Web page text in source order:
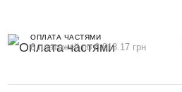
ОПЛАТА ЧАСТЯМИ
6 платежей по 8 818.17 грн